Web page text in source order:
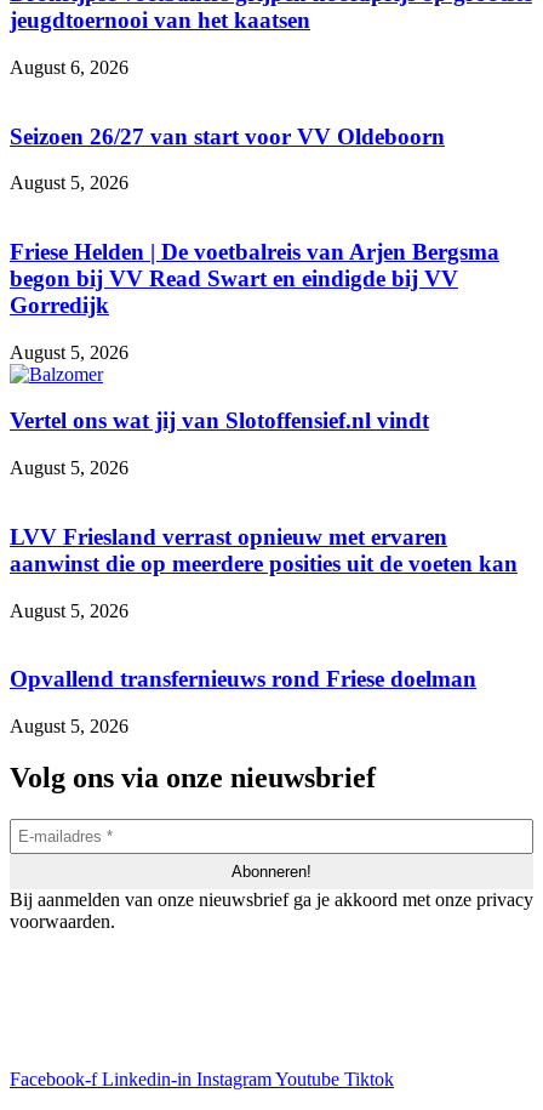
jeugdtoernooi van het kaatsen
August 6, 2026
Seizoen 26/27 van start voor VV Oldeboorn
August 5, 2026
Friese Helden | De voetbalreis van Arjen Bergsma
begon bij VV Read Swart en eindigde bij VV
Gorredijk
August 5, 2026
Vertel ons wat jij van Slotoffensief.nl vindt
August 5, 2026
LVV Friesland verrast opnieuw met ervaren
aanwinst die op meerdere posities uit de voeten kan
August 5, 2026
Opvallend transfernieuws rond Friese doelman
August 5, 2026
Volg ons via onze nieuwsbrief
Bij aanmelden van onze nieuwsbrief ga je akkoord met onze privacy
voorwaarden.
Facebook-f Linkedin-in InstagramYoutube Tiktok